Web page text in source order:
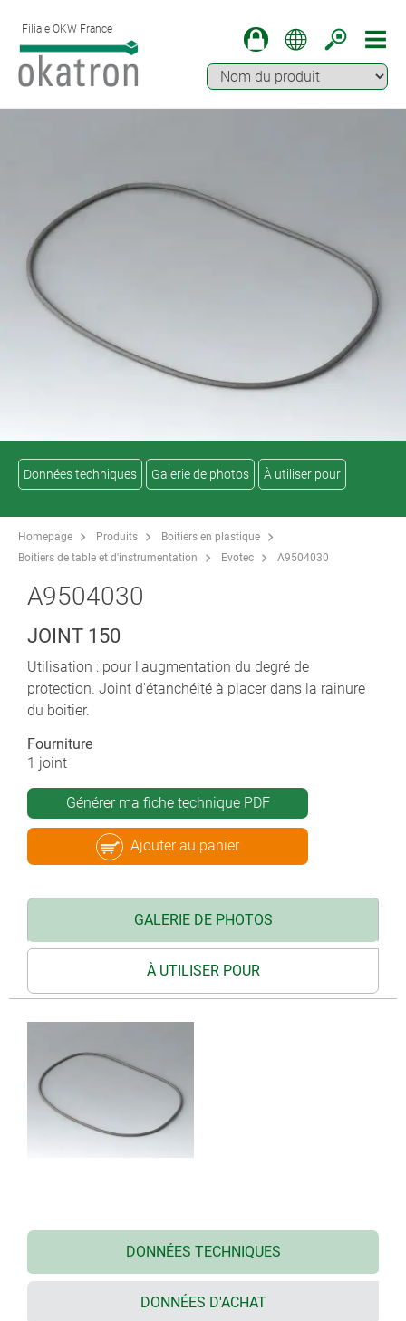
Filiale OKW France
Données techniques Galerie de photos À utiliser pour
Homepage Produits
Boitiers en plastique
Boitiers de table et d'instrumentation
Evotec A9504030
A9504030
JOINT 150
Utilisation : pour l'augmentation du degré de
protection. Joint d'étanchéité à placer dans la rainure
du boitier.
Fourniture
1 joint
Générer ma fiche technique PDF
Ajouter au panier
GALERIE DE PHOTOS
À UTILISER POUR
DONNÉES TECHNIQUES
DONNÉES D'ACHAT